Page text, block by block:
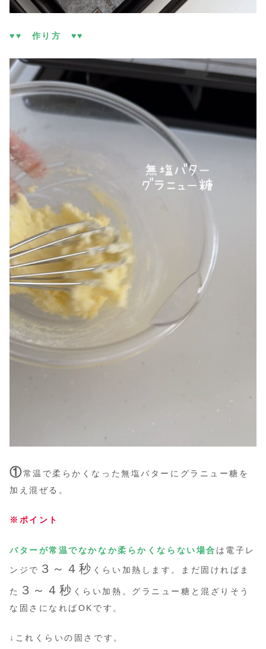
♥♥ 作り方 ♥♥
①常温で柔らかくなった無塩バターにグラニュー糖を
加え混ぜる。
※ポイント
バターが常温でなかなか柔らかくならない場合 は電子レ
ンジで ３～４秒 くらい加熱します。まだ固ければま
た ３～４秒 くらい加熱。グラニュー糖と混ざりそう
な固さになればOKです。
↓これくらいの固さです。